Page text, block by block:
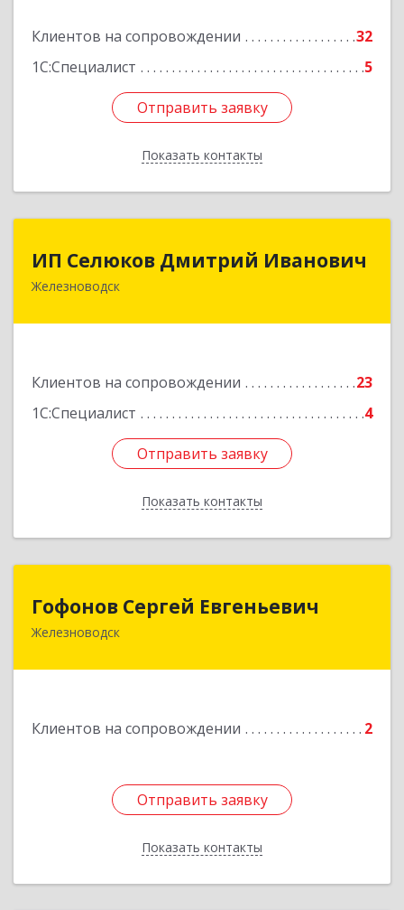
Клиентов на сопровождении
32
1С:Специалист
5
Отправить заявку
Показать контакты
Отправить заявку
Назад
ИП Селюков Дмитрий Иванович
Железноводск
Клиентов на сопровождении
23
1С:Специалист
4
Отправить заявку
Показать контакты
ИП Селюков Дмитрий Иванович
357400, Ставропольский край, Железноводск г,
Отправить заявку
Назад
Гофонов Сергей Евгеньевич
Железноводск
Клиентов на сопровождении 2
Отправить заявку
Показать контакты
Гофонов Сергей Евгеньевич
Отправить заявку
Назад